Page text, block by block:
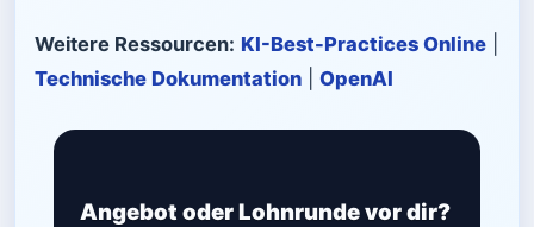
Weitere Ressourcen: KI-Best-Practices Online
Technische Dokumentation
OpenAI
Angebot oder Lohnrunde vor dir?